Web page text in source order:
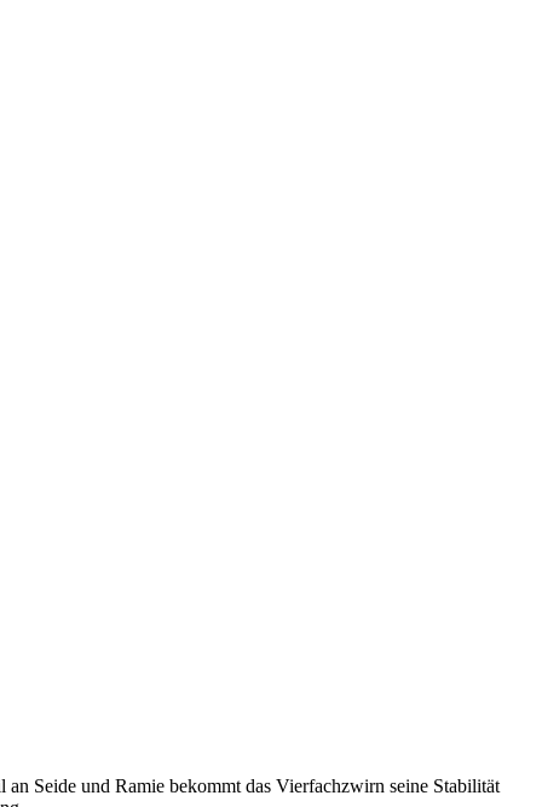
Seide und Ramie bekommt das Vierfachzwirn seine Stabilität